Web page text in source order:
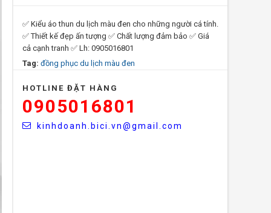
✅ Kiểu áo thun du lịch màu đen cho những người cá tính.
✅ Thiết kế đẹp ấn tượng ✅ Chất lượng đảm bảo ✅ Giá
cả cạnh tranh ✅ Lh: 0905016801
Tag: đồng phục du lịch màu đen
HOTLINE ĐẶT HÀNG
0905016801
kinhdoanh.bici.vn@gmail.com